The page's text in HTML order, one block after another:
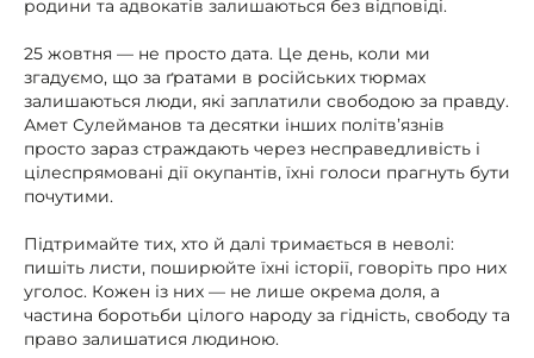
родини та адвокатів залишаються без відповіді.
25 жовтня — не просто дата. Це день, коли ми
згадуємо, що за ґратами в російських тюрмах
залишаються люди, які заплатили свободою за правду.
Амет Сулейманов та десятки інших політв’язнів
просто зараз страждають через несправедливість і
цілеспрямовані дії окупантів, їхні голоси прагнуть бути
почутими.
Підтримайте тих, хто й далі тримається в неволі:
пишіть листи, поширюйте їхні історії, говоріть про них
уголос. Кожен із них — не лише окрема доля, а
частина боротьби цілого народу за гідність, свободу та
право залишатися людиною.